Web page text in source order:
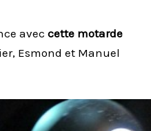
avec cette motarde
Esmond et Manuel